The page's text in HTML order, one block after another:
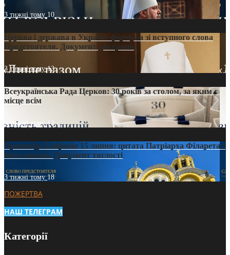
3 тижні тому 10
Церква і держава в Україні: формула зі вступного слова
Предстоятеля. Документ доктрини
3 тижні тому13
Всеукраїнська Рада Церков: 30 років за столом, за яким є
місце всім
3 тижні тому12
Проповідь Епіфанія 15 липня: цитата Патріарха Філарета з
його амвона. Документ тяглості
3 тижні тому18
ПОЖЕРТВА
НАШ ТЕЛЕГРАМ
Категорії